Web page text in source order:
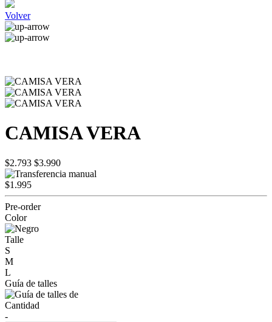
Volver
CAMISA VERA
$2.793 $3.990
$1.995
Pre-order
Color
Talle
S
M
L
Guía de talles
Cantidad
-